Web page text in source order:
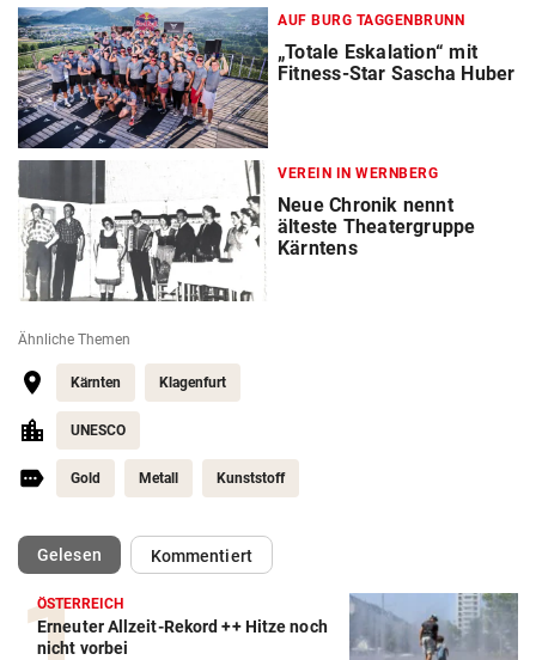
AUF BURG TAGGENBRUNN
„Totale Eskalation“ mit
Fitness-Star Sascha Huber
VEREIN IN WERNBERG
Neue Chronik nennt
älteste Theatergruppe
Kärntens
Ähnliche Themen
Kärnten Klagenfurt
UNESCO
Gold Metall Kunststoff
Gelesen(ausgewählt)Kommentiert
ÖSTERREICH
Erneuter Allzeit-Rekord ++ Hitze noch
nicht vorbei